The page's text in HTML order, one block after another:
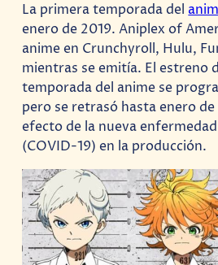
La primera temporada del
enero de 2019. Aniplex of
anime en Crunchyroll, Hulu,
mientras se emitía. El estreno
temporada del anime se
pero se retrasó hasta enero
efecto de la nueva
(COVID-19) en la producción.